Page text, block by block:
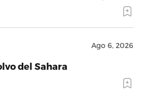
Ago 6, 2026
del Sahara